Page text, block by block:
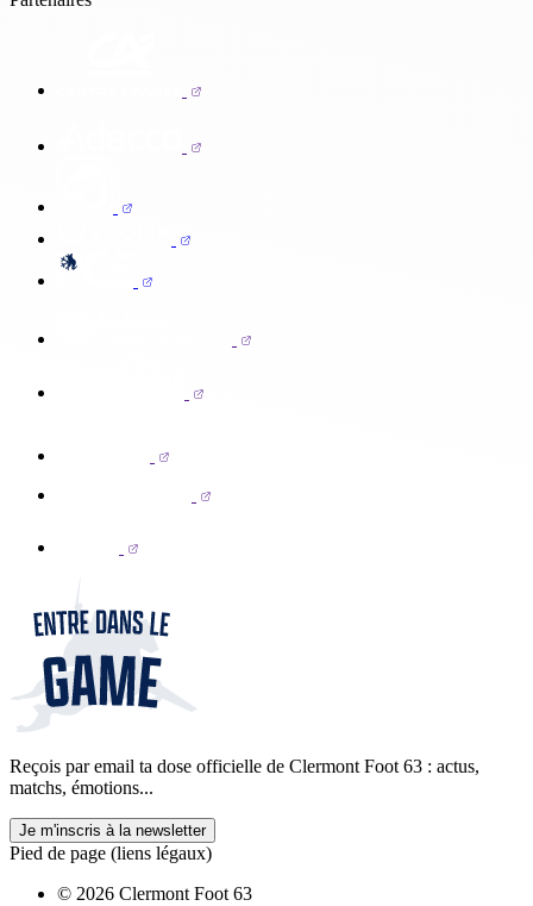
Reçois par email ta dose officielle de Clermont Foot 63 : actus,
matchs, émotions...
Je m'inscris à la newsletter
Pied de page (liens légaux)
© 2026 Clermont Foot 63